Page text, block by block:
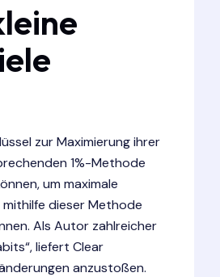
zur Maximierung ihrer
1%-Methode
um maximale
mithilfe dieser Methode
Als Autor zahlreicher
liefert Clear
anzustoßen.